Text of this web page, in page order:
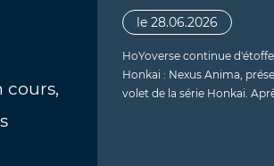
cours,
le 28.06.2026
HoYoverse continue
Honkai : Nexus Anima,
volet de la série Honkai.